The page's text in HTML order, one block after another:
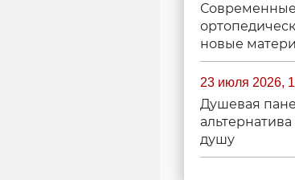
новые
23 июля 2026,
Душевая
душу